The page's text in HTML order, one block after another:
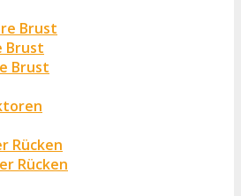
Brust
Brust
Brust
Rücken
Rücken